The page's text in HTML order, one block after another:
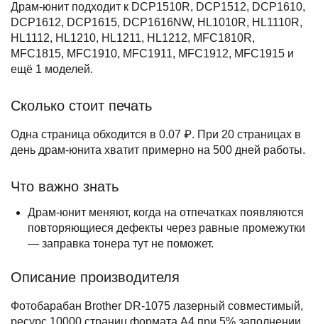
Драм-юнит подходит к DCP1510R, DCP1512, DCP1610,
DCP1612, DCP1615, DCP1616NW, HL1010R, HL1110R,
HL1112, HL1210, HL1211, HL1212, MFC1810R,
MFC1815, MFC1910, MFC1911, MFC1912, MFC1915 и
ещё 1 моделей.
Сколько стоит печать
Одна страница обходится в 0.07 ₽. При 20 страницах в
день драм-юнита хватит примерно на 500 дней работы.
Что важно знать
Драм-юнит меняют, когда на отпечатках появляются
повторяющиеся дефекты через равные промежутки
— заправка тонера тут не поможет.
Описание производителя
Фотобарабан Brother DR-1075 лазерный совместимый,
ресурс 10000 страниц формата А4 при 5% заполнении.